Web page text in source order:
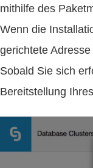
mithilfe des
Wenn die
gerichtete
Sobald Sie sich
Bereitstellung